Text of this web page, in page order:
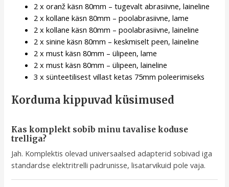
2 x oranž käsn 80mm – tugevalt abrasiivne, laineline
2 x kollane käsn 80mm – poolabrasiivne, lame
2 x kollane käsn 80mm – poolabrasiivne, laineline
2 x sinine käsn 80mm – keskmiselt peen, laineline
2 x must käsn 80mm – ülipeen, lame
2 x must käsn 80mm – ülipeen, laineline
3 x sünteetilisest villast ketas 75mm poleerimiseks
Korduma kippuvad küsimused
Kas komplekt sobib minu tavalise koduse
trelliga?
Jah. Komplektis olevad universaalsed adapterid sobivad iga
standardse elektritrelli padrunisse, lisatarvikuid pole vaja.